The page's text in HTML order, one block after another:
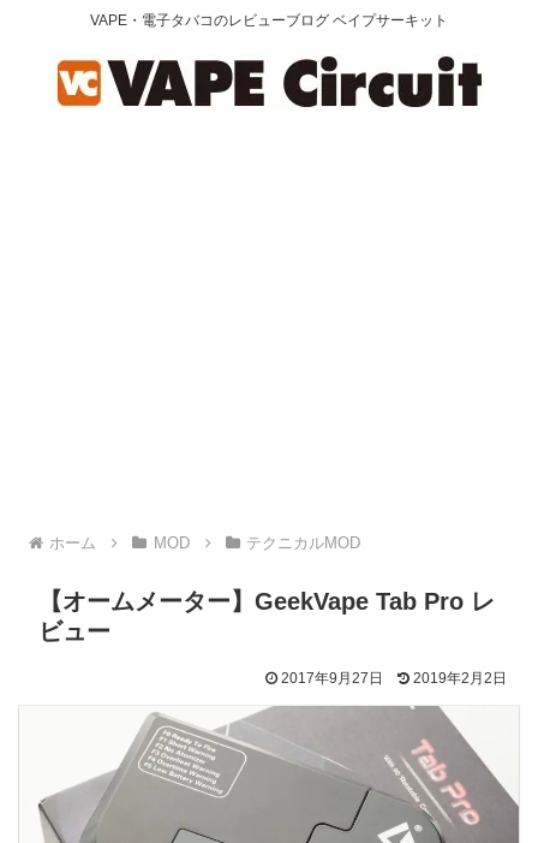
VAPE・電子タバコのレビューブログ ベイプサーキット
ホーム MOD テクニカルMOD
【オームメーター】GeekVape Tab Pro レ
ビュー
2017年9月27日 2019年2月2日